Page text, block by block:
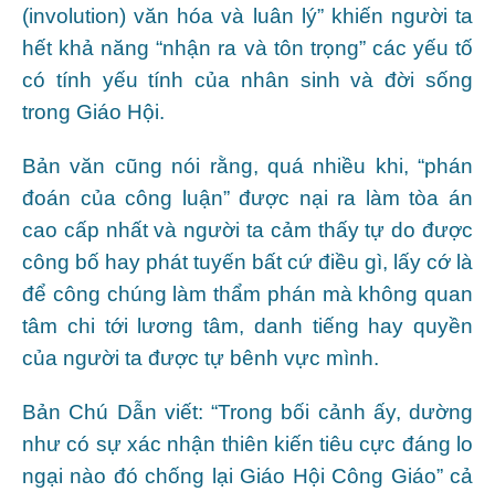
(involution) văn hóa và luân lý” khiến người ta
hết khả năng “nhận ra và tôn trọng” các yếu tố
có tính yếu tính của nhân sinh và đời sống
trong Giáo Hội.
Bản văn cũng nói rằng, quá nhiều khi, “phán
đoán của công luận” được nại ra làm tòa án
cao cấp nhất và người ta cảm thấy tự do được
công bố hay phát tuyến bất cứ điều gì, lấy cớ là
để công chúng làm thẩm phán mà không quan
tâm chi tới lương tâm, danh tiếng hay quyền
của người ta được tự bênh vực mình.
Bản Chú Dẫn viết: “Trong bối cảnh ấy, dường
như có sự xác nhận thiên kiến tiêu cực đáng lo
ngại nào đó chống lại Giáo Hội Công Giáo” cả